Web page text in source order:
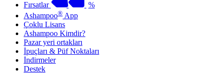
Fırsatlar
%
Ashampoo® App
Çoklu Lisans
Ashampoo Kimdir?
Pazar yeri ortakları
İpuçları & Püf Noktaları
İndirmeler
Destek